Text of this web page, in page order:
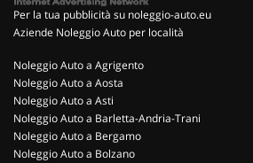
Per la tua pubblicità su noleggio-auto.eu
Aziende Noleggio Auto per località
Noleggio Auto a Agrigento
Noleggio Auto a Aosta
Noleggio Auto a Asti
Noleggio Auto a Barletta-Andria-Trani
Noleggio Auto a Bergamo
Noleggio Auto a Bolzano